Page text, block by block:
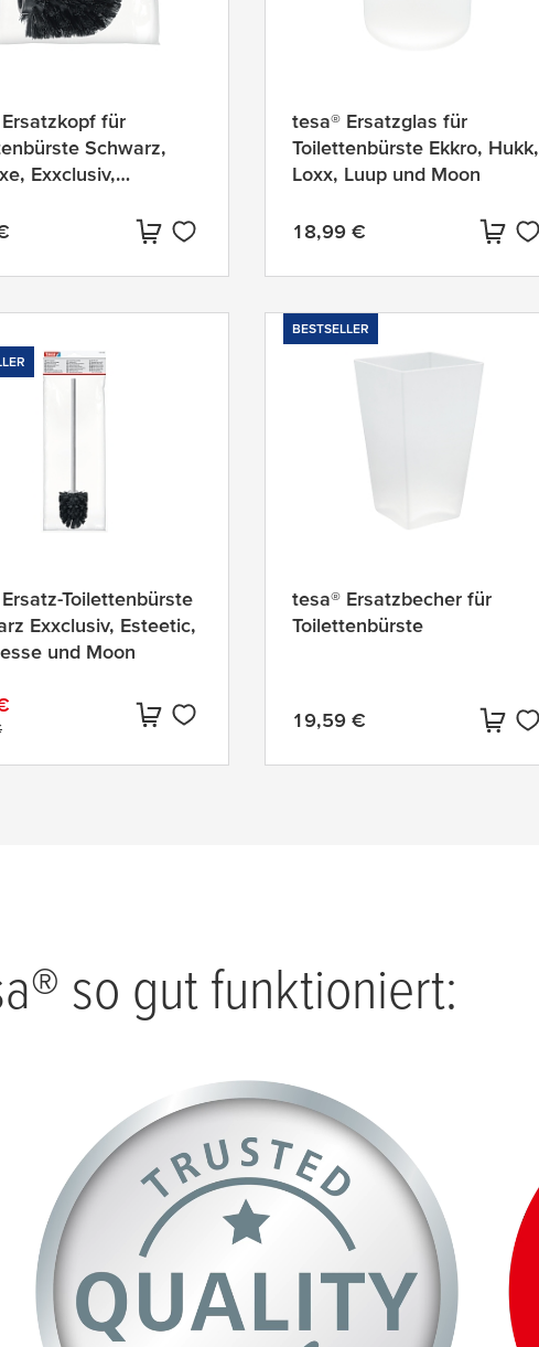
für
Schwarz,
Exxclusiv,
Nooblesse,
Hukk, Klaam, Loxx,
oder Smooz
Preis:
tesa® Ersatzglas für
Toilettenbürste Ekkro, Hukk,
Loxx, Luup und Moon
Aktueller Preis:
18,99 €
Toilettenbürste
Exxclusiv, Esteetic,
und Moon
Preis:
BESTSELLER
tesa® Ersatzbecher für
Toilettenbürste
Aktueller Preis:
19,59 €
® so gut funktioniert: